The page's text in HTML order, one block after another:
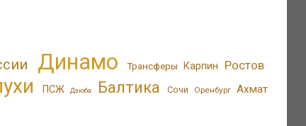
Динамо Трансферы Карпин Ростов
ПСЖ Дзюба Балтика Сочи Оренбург Ахмат